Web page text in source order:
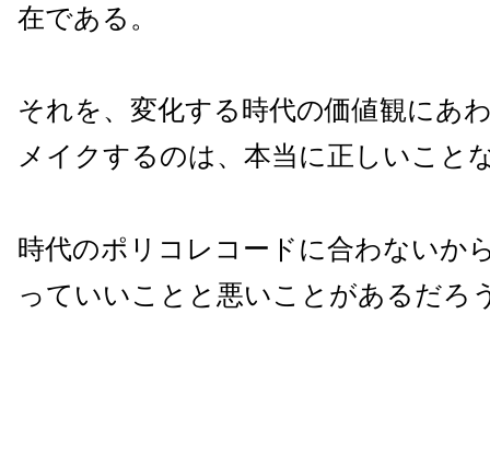
在である。
それを、変化する時代の価値観にあ
メイクするのは、本当に正しいこと
時代のポリコレコードに合わないか
っていいことと悪いことがあるだろ